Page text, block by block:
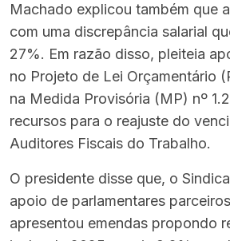
Machado explicou também que
com uma discrepância salarial
27%. Em razão disso, pleiteia
no Projeto de Lei Orçamentário
na Medida Provisória (MP) nº
recursos para o reajuste do
Auditores Fiscais do Trabalho.
O presidente disse que, o
apoio de parlamentares
apresentou emendas propondo